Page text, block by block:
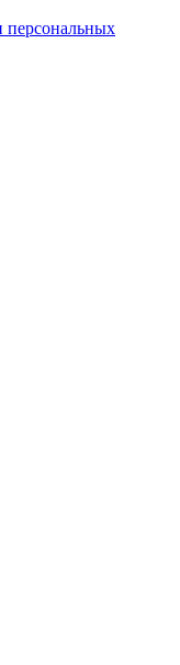
персональных